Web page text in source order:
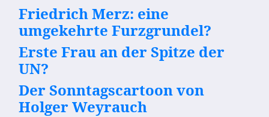
Friedrich Merz: eine
umgekehrte Furzgrundel?
Erste Frau an der Spitze der
UN?
Der Sonntagscartoon von
Holger Weyrauch